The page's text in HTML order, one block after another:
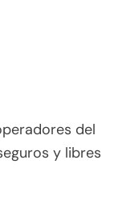
del
y libres